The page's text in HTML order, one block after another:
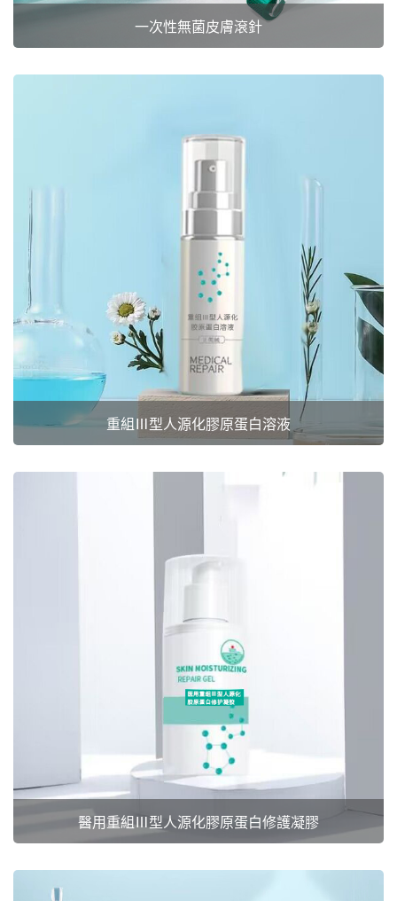
一次性無菌皮膚滾針
重組Ⅲ型人源化膠原蛋白溶液
醫用重組Ⅲ型人源化膠原蛋白修護凝膠